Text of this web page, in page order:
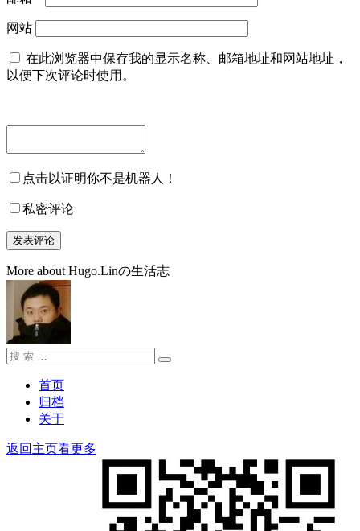
网站
在此浏览器中保存我的显示名称、邮箱地址和网站地址，
以便下次评论时使用。
点击以证明你不是机器人！
私密评论
More about Hugo.Linの生活志
搜
搜
首页
归档
关于
返回主页看更多